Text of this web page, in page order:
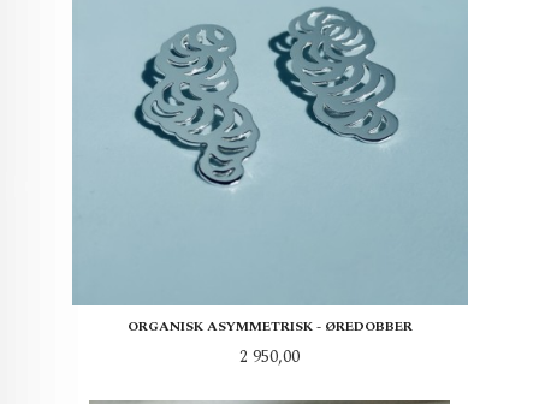
ORGANISK ASYMMETRISK - ØREDOBBER
Pris
2 950,00